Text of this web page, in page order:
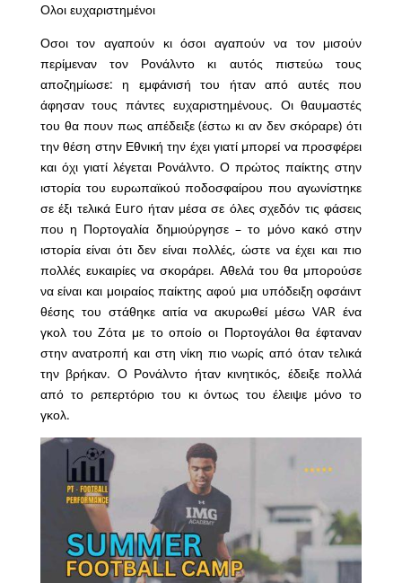
Ολοι ευχαριστημένοι
Οσοι τον αγαπούν κι όσοι αγαπούν να τον μισούν
περίμεναν τον Ρονάλντο κι αυτός πιστεύω τους
αποζημίωσε: η εμφάνισή του ήταν από αυτές που
άφησαν τους πάντες ευχαριστημένους. Οι θαυμαστές
του θα πουν πως απέδειξε (έστω κι αν δεν σκόραρε) ότι
την θέση στην Εθνική την έχει γιατί μπορεί να προσφέρει
και όχι γιατί λέγεται Ρονάλντο. Ο πρώτος παίκτης στην
ιστορία του ευρωπαϊκού ποδοσφαίρου που αγωνίστηκε
σε έξι τελικά Euro ήταν μέσα σε όλες σχεδόν τις φάσεις
που η Πορτογαλία δημιούργησε – το μόνο κακό στην
ιστορία είναι ότι δεν είναι πολλές, ώστε να έχει και πιο
πολλές ευκαιρίες να σκοράρει. Αθελά του θα μπορούσε
να είναι και μοιραίος παίκτης αφού μια υπόδειξη οφσάιντ
θέσης του στάθηκε αιτία να ακυρωθεί μέσω VAR ένα
γκολ του Ζότα με το οποίο οι Πορτογάλοι θα έφταναν
στην ανατροπή και στη νίκη πιο νωρίς από όταν τελικά
την βρήκαν. Ο Ρονάλντο ήταν κινητικός, έδειξε πολλά
από το ρεπερτόριο του κι όντως του έλειψε μόνο το
γκολ.